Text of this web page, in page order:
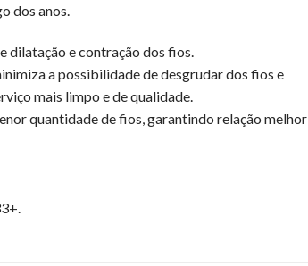
dos anos.
e contração dos fios.
a possibilidade de desgrudar dos fios e
mais limpo e de qualidade.
quantidade de fios, garantindo relação melhor